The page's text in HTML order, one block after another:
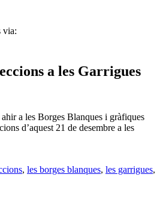
via:
a les Garrigues
a les Borges Blanques i gràfiques
d’aquest 21 de desembre a les
, les borges blanques, les garrigues,